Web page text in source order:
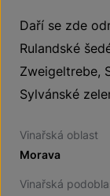
Daří se zde
Rulandské
Zweigeltrebe,
Sylvánské
Vinařská oblast
Morava
Vinařská